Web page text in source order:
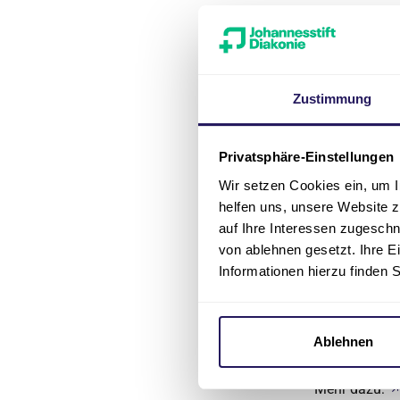
Zustimmung
Privatsphäre-Einstellungen
Wir setzen Cookies ein, um
helfen uns, unsere Website
auf Ihre Interessen
von ablehnen gesetzt. Ihre
Informationen hierzu finden
Ablehnen
wir um
Über
Ein Team
OP-
auch in
Versorgung.
Mehr dazu: